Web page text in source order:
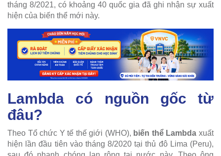
tháng 8/2021, có khoảng 40 quốc gia đã ghi nhận sự xuất
hiện của biến thể mới này.
Lambda có nguồn gốc từ
đâu?
Theo Tổ chức Y tế thế giới (WHO), biến thể Lambda xuất
hiện lần đầu tiên vào tháng 8/2020 tại thủ đô Lima (Peru),